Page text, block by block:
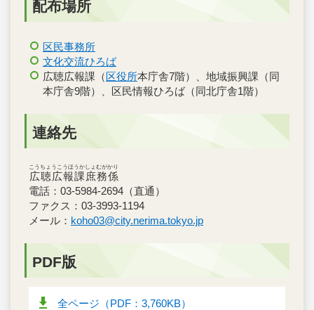
配布場所
区民事務所
文化交流ひろば
広聴広報課（区役所本庁舎7階）、地域振興課（同
本庁舎9階）、区民情報ひろば（同北庁舎1階）
連絡先
広聴広報課庶務係
こうちょうこうほうかしょむがかり
電話：03-5984-2694（直通）
ファクス：03-3993-1194
メール： koho03@city.nerima.tokyo.jp
PDF版
全ページ（PDF：3,760KB）